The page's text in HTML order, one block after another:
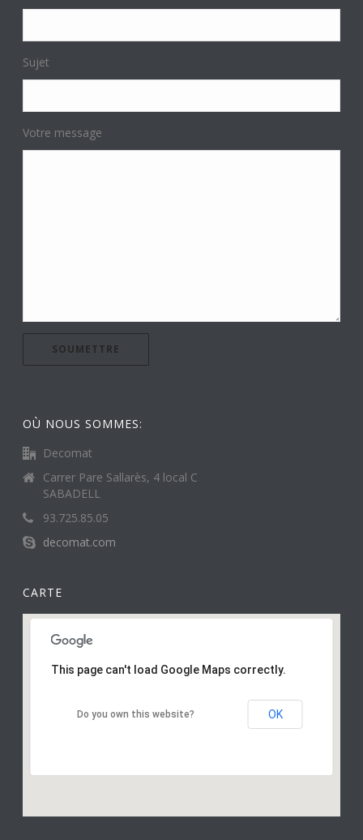
Sujet
Votre message
OÙ NOUS SOMMES:
Decomat
Carrer Pare Sallarès, 4 local C
SABADELL
93.725.85.05
decomat.com
CARTE
This page can't load Google Maps correctly.
Do you own this website? OK